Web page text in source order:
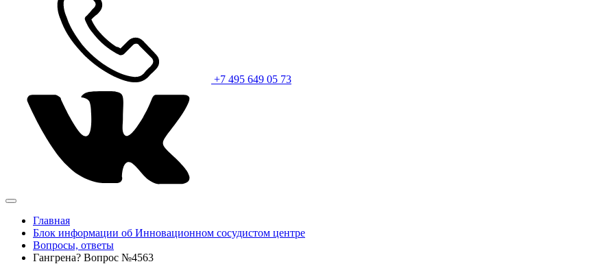
+7 495 649 05 73
Главная
Блок информации об Инновационном сосудистом центре
Вопросы, ответы
Гангрена? Вопрос №4563